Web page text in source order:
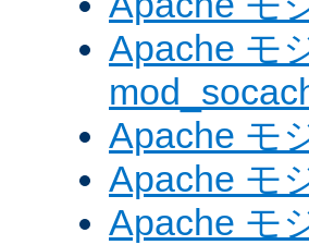
Apache モ
Apache モ
Apache モ
Apache モ